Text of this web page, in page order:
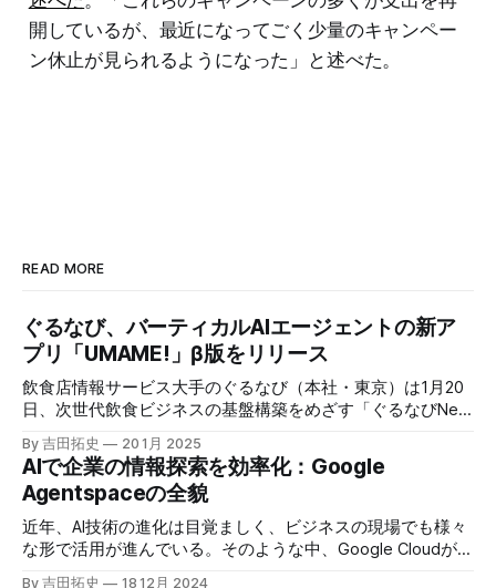
開しているが、最近になってごく少量のキャンペー
ン休止が見られるようになった」と述べた。
READ MORE
ぐるなび、バーティカルAIエージェントの新ア
プリ「UMAME!」β版をリリース
飲食店情報サービス大手のぐるなび（本社・東京）は1月20
日、次世代飲食ビジネスの基盤構築をめざす「ぐるなびNext
プロジェクト」の初成果として、新たな飲食店探索アプリ
「UMAME!（うまみー！）」のβ版を公開した。
By 吉田拓史 20 1月 2025
AIで企業の情報探索を効率化：Google
Agentspaceの全貌
近年、AI技術の進化は目覚ましく、ビジネスの現場でも様々
な形で活用が進んでいる。そのような中、Google Cloudが新
たに発表したGoogle Agentspaceは、いま注目を集めるAIエ
By 吉田拓史 18 12月 2024